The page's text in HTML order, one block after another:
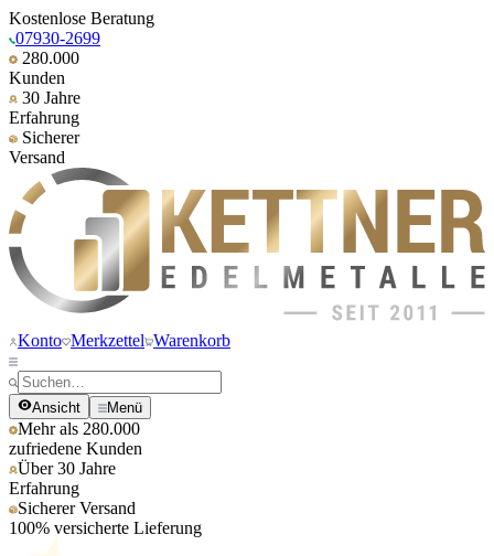
Kostenlose Beratung
07930-2699
280.000
Kunden
30 Jahre
Erfahrung
Sicherer
Versand
Konto Merkzettel Warenkorb
Ansicht Menü
Mehr als 280.000
zufriedene Kunden
Über 30 Jahre
Erfahrung
Sicherer Versand
100% versicherte Lieferung